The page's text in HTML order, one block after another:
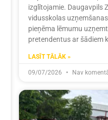
izglītojamie. Daugavpils
vidusskolas
pieņēma lēmumu
pretendentus ar šādiem
LASĪT TĀLĀK »
09/07/2026 Nav